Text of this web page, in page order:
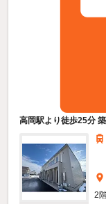
高岡駅より徒歩25分
2